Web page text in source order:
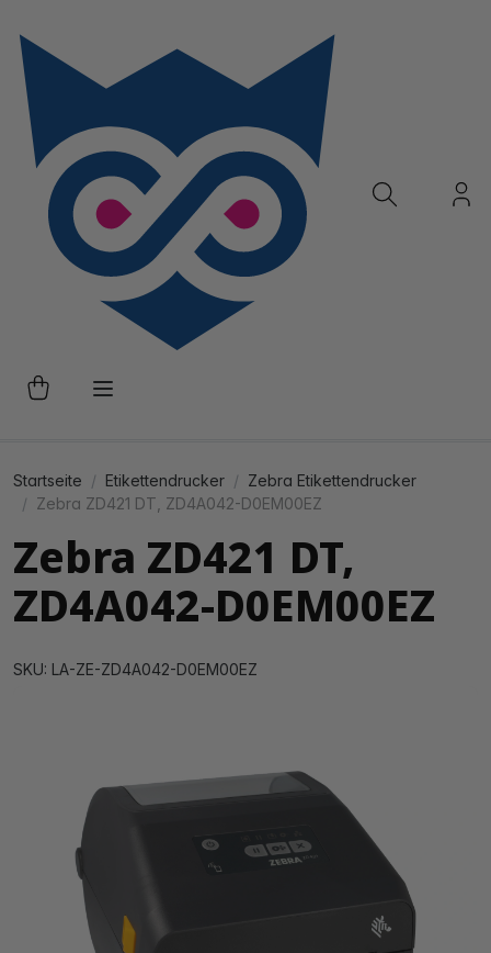
Startseite Etikettendrucker
Zebra Etikettendrucker
Zebra ZD421 DT, ZD4A042-D0EM00EZ
Zebra ZD421 DT,
ZD4A042-D0EM00EZ
SKU: LA-ZE-ZD4A042-D0EM00EZ